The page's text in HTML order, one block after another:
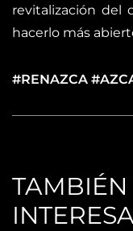
revitalización del
hacerlo más
#RENAZCA
TAMBIÉN